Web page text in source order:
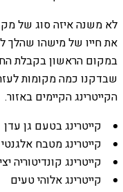
לא משנה איזה סוג של
את חייו של מישהו שהלך
במקום הראשון בקבלת
שבדקנו כמה מקומות
הקייטרינג הקיימים באזור.
קייטרינג בטעם גן עדן
קייטרינג מטבח אלגנטי
קייטרינג קונדיטוריה
קייטרינג אלוהי טעים